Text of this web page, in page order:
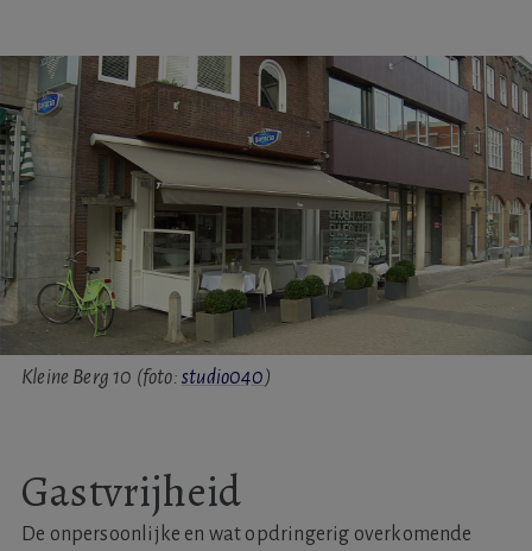
Kleine Berg 10 (foto: studio040)
Gastvrijheid
De onpersoonlijke en wat opdringerig overkomende